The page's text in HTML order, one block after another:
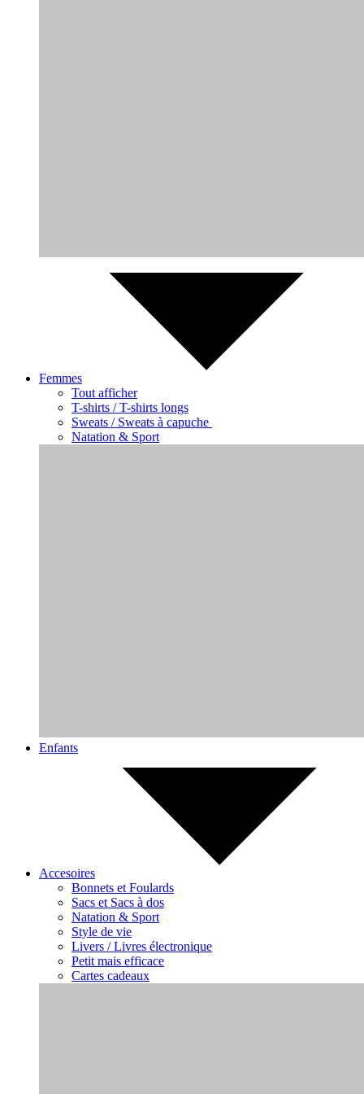
Femmes
Tout afficher
T-shirts / T-shirts longs
Sweats / Sweats à capuche
Natation & Sport
Enfants
Accesoires
Bonnets et Foulards
Sacs et Sacs à dos
Natation & Sport
Style de vie
Livers / Livres électronique
Petit mais efficace
Cartes cadeaux